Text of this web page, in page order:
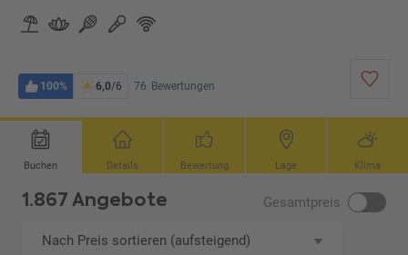
100% 6,0/6 76 Bewertungen
Buchen Details Bewertung Lage Klima
1.867 Angebote Gesamtpreis
Nach Preis sortieren (aufsteigend)